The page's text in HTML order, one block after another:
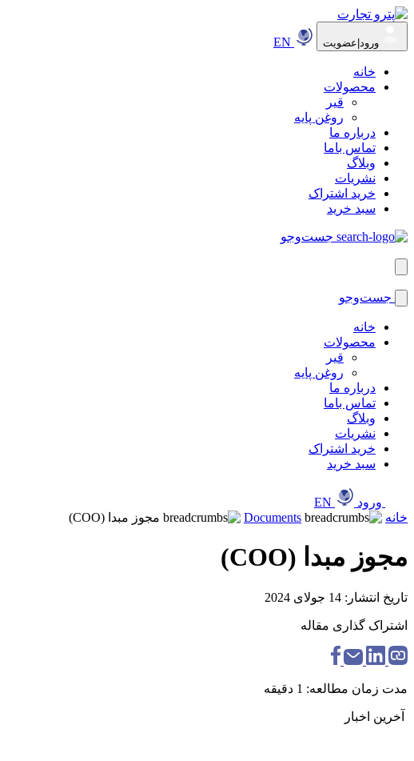
ورود|عضویت
خانه
محصولات
قیر
روغن پایه
درباره ما
تماس باما
وبلاگ
نشریات
خرید اشتراک
سبد خرید
جست‌وجو
جست‌وجو
خانه
محصولات
قیر
روغن پایه
درباره ما
تماس باما
وبلاگ
نشریات
خرید اشتراک
سبد خرید
ورود
خانه
Documents مجوز مبدا (COO)
مجوز مبدا (COO)
تاریخ انتشار: 14 جولای 2024
اشتراک گذاری مقاله
مدت زمان مطالعه: 1 دقیقه
آخرین اخبار